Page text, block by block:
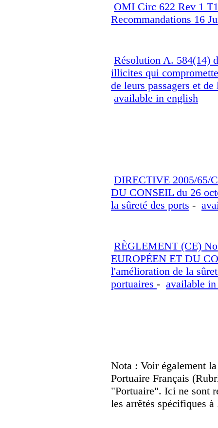
OMI Circ 622 Rev 1
Recommandations 16
Résolution A. 584(14)
illicites qui
de leurs passagers et
available in english
DIRECTIVE 2005/65/
DU CONSEIL du 26
la sûreté des ports -
RÈGLEMENT (CE)
EUROPÉEN ET DU
l'amélioration de la
portuaires - available
Nota : Voir également
Portuaire Français
"Portuaire". Ici ne sont
les arrêtés spécifiques